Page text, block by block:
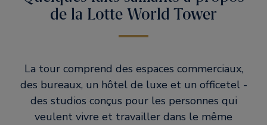
de la Lotte World Tower
La tour comprend des espaces commerciaux,
des bureaux, un hôtel de luxe et un officetel -
des studios conçus pour les personnes qui
veulent vivre et travailler dans le même